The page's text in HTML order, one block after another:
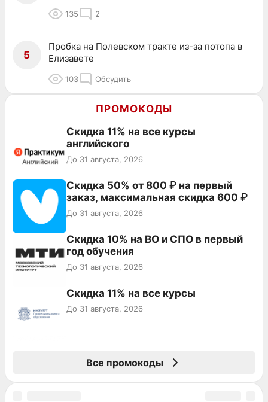
135 2
5
Пробка на Полевском тракте из-за потопа в
Елизавете
103 Обсудить
ПРОМОКОДЫ
Скидка 11% на все курсы
английского
До 31 августа, 2026
Скидка 50% от 800 ₽ на первый
заказ, максимальная скидка 600 ₽
До 31 августа, 2026
Скидка 10% на ВО и СПО в первый
год обучения
До 31 августа, 2026
Скидка 11% на все курсы
До 31 августа, 2026
Все промокоды